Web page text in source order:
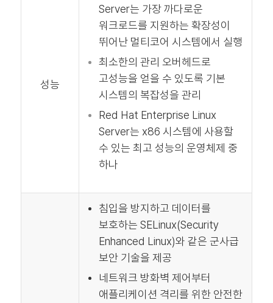
성능
Server는 가장 까다로운
워크로드를 지원하는 확장성이
뛰어난 멀티코어 시스템에서 실행
최소한의 관리 오버헤드로
고성능을 얻을 수 있도록 기본
시스템의 복잡성을 관리
Red Hat Enterprise Linux
Server는 x86 시스템에 사용할
수 있는 최고 성능의 운영체제 중
하나
침입을 방지하고 데이터를
보호하는 SELinux(Security
Enhanced Linux)와 같은 군사급
보안 기술을 제공
네트워크 방화벽 제어부터
애플리케이션 격리를 위한 안전한